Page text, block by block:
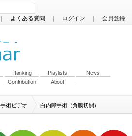
｜ よくある質問 ｜ ログイン ｜ 会員登録
Ranking Playlists
News
Contribution About
手術ビデオ 白内障手術（角膜切開）